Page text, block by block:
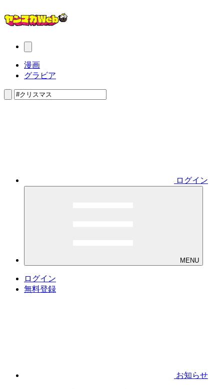
漫画
グラビア
ログイン
MENU
ログイン
無料登録
お知らせ